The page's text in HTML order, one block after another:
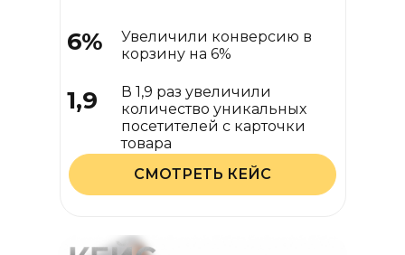
СМОТРЕТЬ КЕЙС
Увеличили конверсию в
корзину на 6%
6%
В 1,9 раз увеличили
количество уникальных
посетителей с карточки
товара
1,9